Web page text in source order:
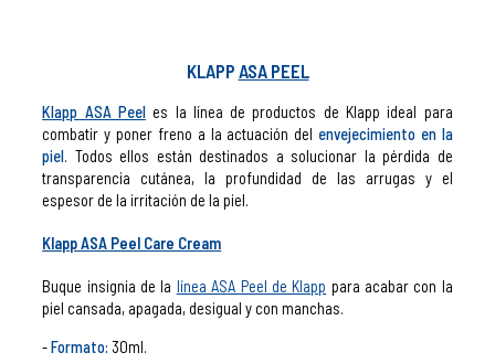
KLAPP ASA PEEL
Klapp ASA Peeles la línea de productos de Klapp ideal para
combatir y poner freno a la actuación del envejecimiento en la
piel. Todos ellos están destinados a solucionar la pérdida de
transparencia cutánea, la profundidad de las arrugas y el
espesor de la irritación de la piel.
Klapp ASA Peel Care Cream
Buque insignia de la línea ASA Peel de Klapp para acabar con la
piel cansada, apagada, desigual y con manchas.
Formato: 30ml.